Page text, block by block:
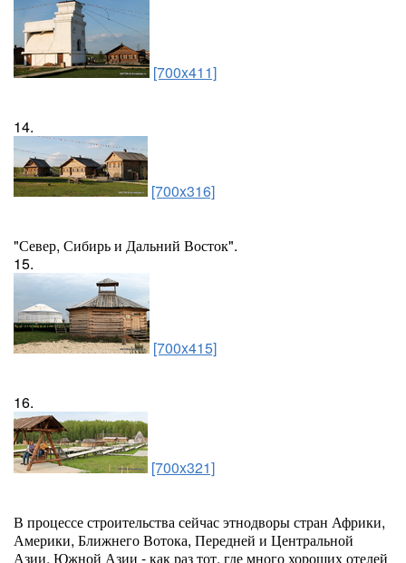
[700x411]
14.
[700x316]
"Север, Сибирь и Дальний Восток".
15.
[700x415]
16.
[700x321]
В процессе строительства сейчас этнодворы стран Африки,
Америки, Ближнего Вотока, Передней и Центральной
Азии, Южной Азии - как раз тот, где много хороших отелей